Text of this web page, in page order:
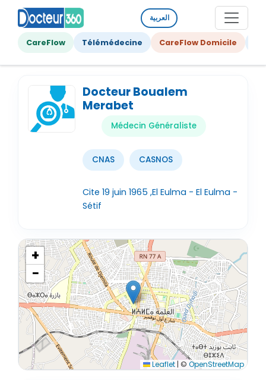
العربية
CareFlow Télémédecine CareFlow Domicile
Docteur Boualem
Merabet
Médecin Généraliste
CNAS CASNOS
Cite 19 juin 1965 ,El Eulma - El Eulma -
Sétif
+
−
Leaflet | © OpenStreetMap